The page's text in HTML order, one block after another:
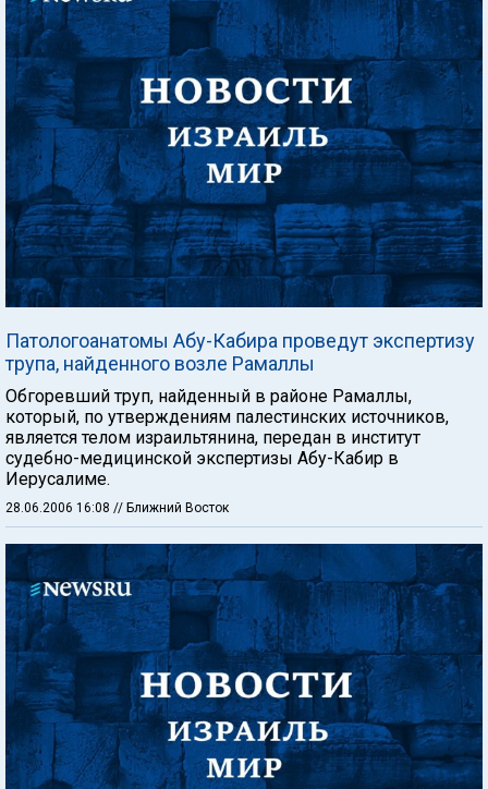
Патологоанатомы Абу-Кабира проведут экспертизу
трупа, найденного возле Рамаллы
Обгоревший труп, найденный в районе Рамаллы,
который, по утверждениям палестинских источников,
является телом израильтянина, передан в институт
судебно-медицинской экспертизы Абу-Кабир в
Иерусалиме.
28.06.2006 16:08 // Ближний Восток